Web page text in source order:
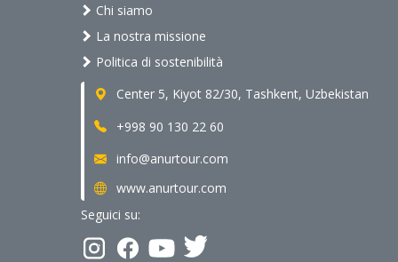
Chi siamo
La nostra missione
Politica di sostenibilità
Center 5, Kiyot 82/30, Tashkent, Uzbekistan
+998 90 130 22 60
info@anurtour.com
www.anurtour.com
Seguici su: